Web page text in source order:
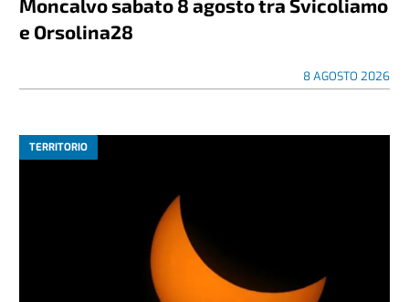
Moncalvo sabato 8 agosto tra Svicoliamo
e Orsolina28
8 AGOSTO 2026
TERRITORIO